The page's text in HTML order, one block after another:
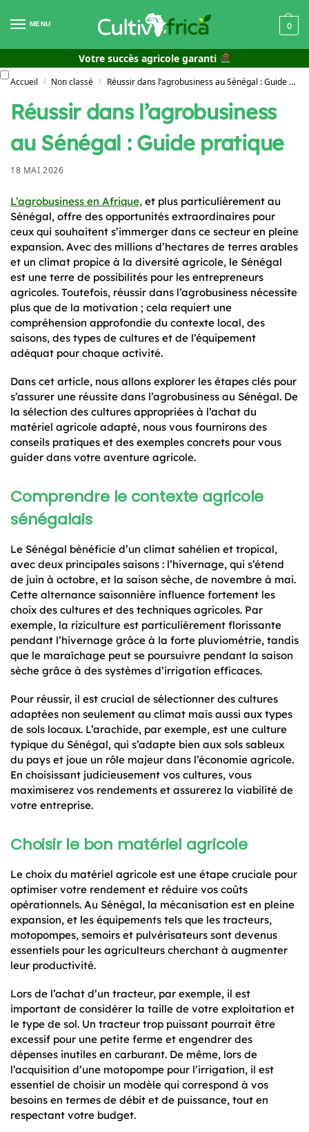
MENU 0
Votre succès agricole garanti
Accueil / Non classé / Réussir dans l’agrobusiness au Sénégal : Guide pratique
Réussir dans l’agrobusiness
au Sénégal : Guide pratique
18 MAI 2026
L’agrobusiness en Afrique, et plus particulièrement au
Sénégal, offre des opportunités extraordinaires pour
ceux qui souhaitent s’immerger dans ce secteur en pleine
expansion. Avec des millions d’hectares de terres arables
et un climat propice à la diversité agricole, le Sénégal
est une terre de possibilités pour les entrepreneurs
agricoles. Toutefois, réussir dans l’agrobusiness nécessite
plus que de la motivation ; cela requiert une
compréhension approfondie du contexte local, des
saisons, des types de cultures et de l’équipement
adéquat pour chaque activité.
Dans cet article, nous allons explorer les étapes clés pour
s’assurer une réussite dans l’agrobusiness au Sénégal. De
la sélection des cultures appropriées à l’achat du
matériel agricole adapté, nous vous fournirons des
conseils pratiques et des exemples concrets pour vous
guider dans votre aventure agricole.
Comprendre le contexte agricole
sénégalais
Le Sénégal bénéficie d’un climat sahélien et tropical,
avec deux principales saisons : l’hivernage, qui s’étend
de juin à octobre, et la saison sèche, de novembre à mai.
Cette alternance saisonnière influence fortement les
choix des cultures et des techniques agricoles. Par
exemple, la riziculture est particulièrement florissante
pendant l’hivernage grâce à la forte pluviométrie, tandis
que le maraîchage peut se poursuivre pendant la saison
sèche grâce à des systèmes d’irrigation efficaces.
Pour réussir, il est crucial de sélectionner des cultures
adaptées non seulement au climat mais aussi aux types
de sols locaux. L’arachide, par exemple, est une culture
typique du Sénégal, qui s’adapte bien aux sols sableux
du pays et joue un rôle majeur dans l’économie agricole.
En choisissant judicieusement vos cultures, vous
maximiserez vos rendements et assurerez la viabilité de
votre entreprise.
Choisir le bon matériel agricole
Le choix du matériel agricole est une étape cruciale pour
optimiser votre rendement et réduire vos coûts
opérationnels. Au Sénégal, la mécanisation est en pleine
expansion, et les équipements tels que les tracteurs,
motopompes, semoirs et pulvérisateurs sont devenus
essentiels pour les agriculteurs cherchant à augmenter
leur productivité.
Lors de l’achat d’un tracteur, par exemple, il est
important de considérer la taille de votre exploitation et
le type de sol. Un tracteur trop puissant pourrait être
excessif pour une petite ferme et engendrer des
dépenses inutiles en carburant. De même, lors de
l’acquisition d’une motopompe pour l’irrigation, il est
essentiel de choisir un modèle qui correspond à vos
besoins en termes de débit et de puissance, tout en
respectant votre budget.